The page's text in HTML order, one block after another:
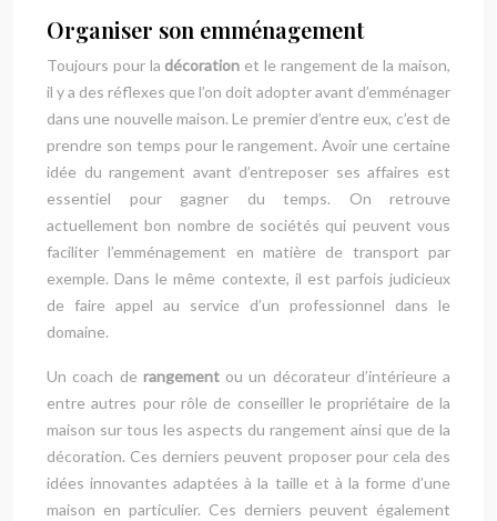
Organiser son emménagement
Toujours pour la décoration et le rangement de la maison,
il y a des réflexes que l’on doit adopter avant d’emménager
dans une nouvelle maison. Le premier d’entre eux, c’est de
prendre son temps pour le rangement. Avoir une certaine
idée du rangement avant d’entreposer ses affaires est
essentiel pour gagner du temps. On retrouve
actuellement bon nombre de sociétés qui peuvent vous
faciliter l’emménagement en matière de transport par
exemple. Dans le même contexte, il est parfois judicieux
de faire appel au service d’un professionnel dans le
domaine.
Un coach de rangementou un décorateur d’intérieure a
entre autres pour rôle de conseiller le propriétaire de la
maison sur tous les aspects du rangement ainsi que de la
décoration. Ces derniers peuvent proposer pour cela des
idées innovantes adaptées à la taille et à la forme d’une
maison en particulier. Ces derniers peuvent également